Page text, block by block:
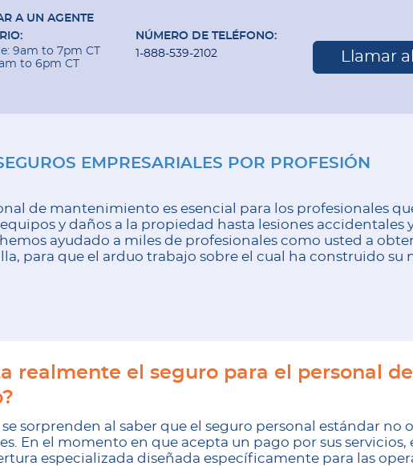
A UN AGENTE
9am to 7pm CT
to 6pm CT
NÚMERO DE TELÉFONO:
1-888-539-2102
Llamar
EMPRESARIALES POR PROFESIÓN
de mantenimiento es esencial para los profesionales
y daños a la propiedad hasta lesiones accidentales
ayudado a miles de profesionales como usted a
para que el arduo trabajo sobre el cual ha construido su
realmente el seguro para el personal de
sorprenden al saber que el seguro personal estándar no
En el momento en que acepta un pago por sus
especializada diseñada específicamente para las